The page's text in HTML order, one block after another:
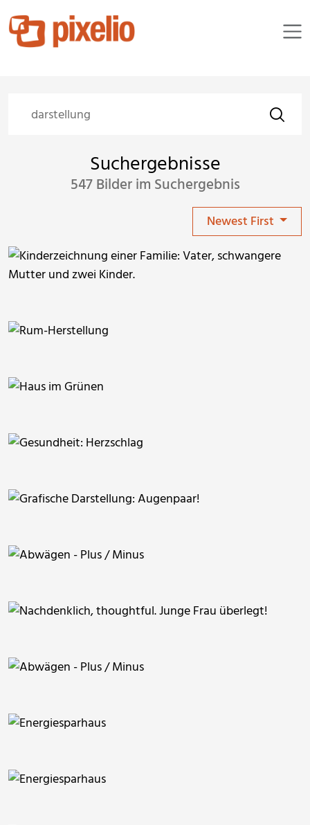
Suchergebnisse
547 Bilder im Suchergebnis
Newest First
RainerSturm
ThommyWeiss
ThommyWeiss
ThommyWeiss
ThommyWeiss
ThommyWeiss
ThommyWeiss